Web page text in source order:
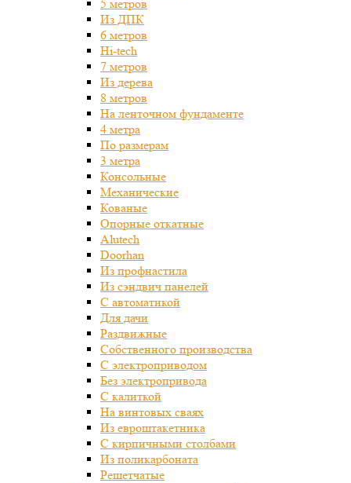
5 метров
Из ДПК
6 метров
Hi-tech
7 метров
Из дерева
8 метров
На ленточном фундаменте
4 метра
По размерам
3 метра
Консольные
Механические
Кованые
Опорные откатные
Alutech
Doorhan
Из профнастила
Из сэндвич панелей
С автоматикой
Для дачи
Раздвижные
Собственного производства
С электроприводом
Без электропривода
С калиткой
На винтовых сваях
Из евроштакетника
С кирпичными столбами
Из поликарбоната
Решетчатые